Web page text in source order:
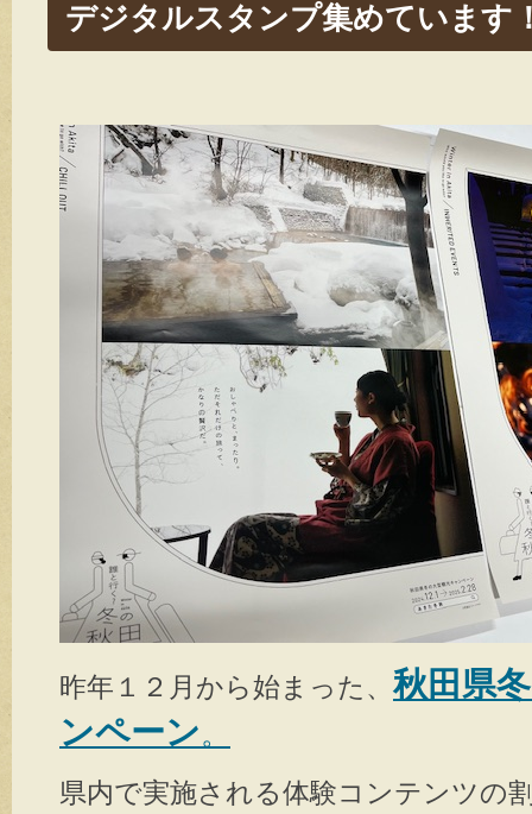
デジタルスタンプ集めています
昨年１２月から始まった、 秋田県
ンペーン。
県内で実施される体験コンテンツの